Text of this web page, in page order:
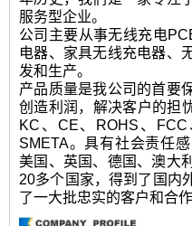
服务型企业。
公司主要从事无线充电
电器、家具无线充电器、
发和生产。
产品质量是我公司的首要
创造利润，解决客户的担
KC、CE、ROHS、
SMETA。具有社会责任
美国、英国、德国、澳大
20多个国家，得到了国内
了一大批忠实的客户和合作